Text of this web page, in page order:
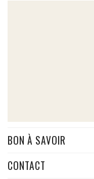
BON À SAVOIR
CONTACT